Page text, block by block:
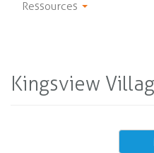
Ressources
Kingsview